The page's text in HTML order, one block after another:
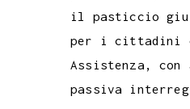
il pasticcio
per i cittadini
Assistenza,
passiva